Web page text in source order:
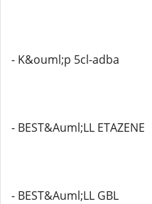
- K&ouml;p 5cl-adba
- BEST&Auml;LL ETAZENE
- BEST&Auml;LL GBL